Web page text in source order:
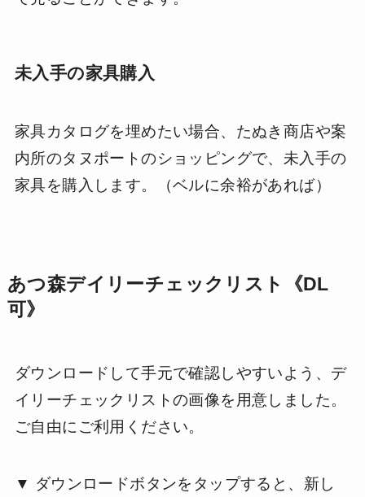
未入手の家具購入
家具カタログを埋めたい場合、たぬき商店や案
内所のタヌポートのショッピングで、未入手の
家具を購入します。（ベルに余裕があれば）
あつ森デイリーチェックリスト《DL
可》
ダウンロードして手元で確認しやすいよう、デ
イリーチェックリストの画像を用意しました。
ご自由にご利用ください。
▼ ダウンロードボタンをタップすると、新し